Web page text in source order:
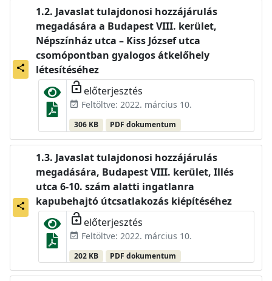
share
Javaslat tulajdonosi hozzájárulás
megadására a Budapest VIII. kerület,
Népszínház utca – Kiss József utca
csomópontban gyalogos átkelőhely
létesítéséhez
lock_open előterjesztés
event_available Feltöltve: 2022. március 10.
306 KB PDF dokumentum
share
Javaslat tulajdonosi hozzájárulás
megadására, Budapest VIII. kerület, Illés
utca 6-10. szám alatti ingatlanra
kapubehajtó útcsatlakozás kiépítéséhez
lock_open előterjesztés
event_available Feltöltve: 2022. március 10.
202 KB PDF dokumentum